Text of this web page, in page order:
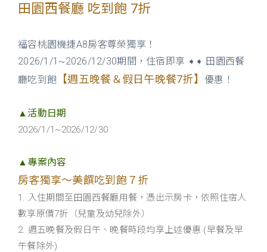
田園西餐廳 吃到飽 7折
福容桃園機捷A8房客尊榮獨享！
2026/1/1~2026/12/30期間，住宿即享 ➧➧ 田園西餐
廳吃到飽 【週五晚餐＆假日午晚餐7折】 優惠！
▲活動日期
2026/1/1~2026/12/30
▲專案內容
房客獨享～美饌吃到飽７折
1. 入住期間至田園西餐廳用餐，憑出示房卡，依照住宿人
數享原價7折（兒童及幼兒除外）
2. 週五晚餐及假日午、晚餐時段均享上述優惠 (早餐及早
午餐除外)